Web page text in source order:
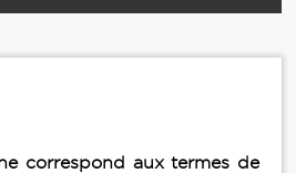
correspond aux termes de